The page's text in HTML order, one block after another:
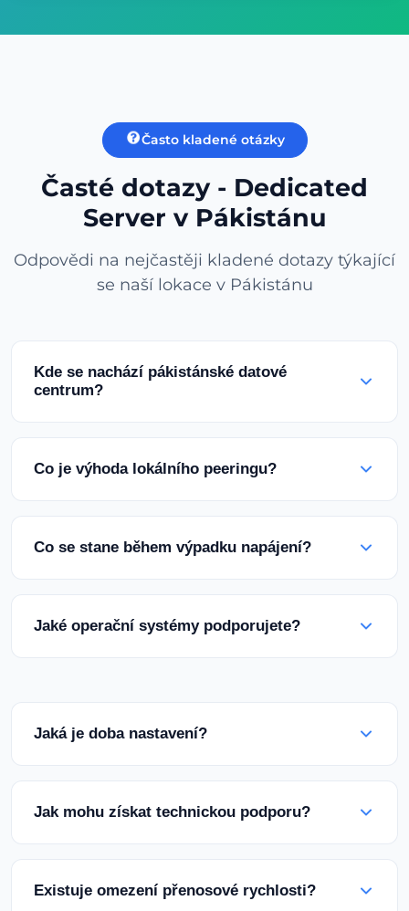
Často kladené otázky
Časté dotazy - Dedicated
Server v Pákistánu
Odpovědi na nejčastěji kladené dotazy týkající
se naší lokace v Pákistánu
Kde se nachází pákistánské datové
centrum?
podmořským kabelovým systémům a nabízí
přímé připojení ke všem velkým ISP v Pákistánu.
Co je výhoda lokálního peeringu?
služeb, jako jsou PTCL, Nayatel a StormFiber. To
vám umožní oslovit uživatele v rámci Pákistánu s
Co se stane během výpadku napájení?
nepřetržitý provoz díky redundantním UPS
systémům a generátorům, které mohou
Jaké operační systémy podporujete?
Jaká je doba nastavení?
potvrzení platby. Tento časový rámec se může u
vlastních konfigurací lišit.
Jak mohu získat technickou podporu?
nebo telefonicky. Máme na místě technický
Existuje omezení přenosové rychlosti?